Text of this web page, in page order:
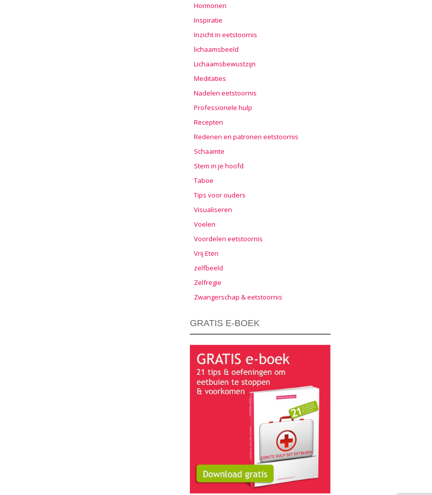
Hormonen
Inspiratie
Inzicht in eetstoornis
lichaamsbeeld
Lichaamsbewustzijn
Meditaties
Nadelen eetstoornis
Professionele hulp
Recepten
Redenen en patronen eetstoornis
Schaamte
Stem in je hoofd
Taboe
Tips voor ouders
Visualiseren
Voelen
Voordelen eetstoornis
Vrij Eten
zelfbeeld
Zelfregie
Zwangerschap & eetstoornis
GRATIS E-BOEK